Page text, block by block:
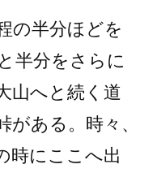
の半分ほどを
半分をさらに
山へと続く道
がある。時々、
時にここへ出